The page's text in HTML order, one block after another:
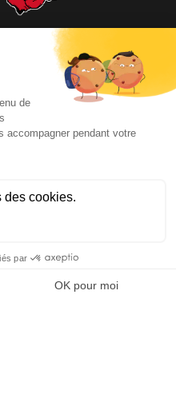
4x4 - Tous droits réservés -